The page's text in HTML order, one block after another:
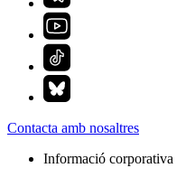
Contacta amb nosaltres
Informació corporativa